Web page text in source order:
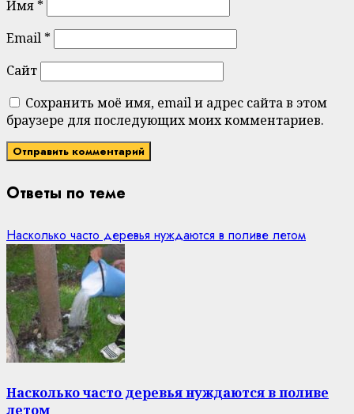
Имя *
Email *
Сайт
Сохранить моё имя, email и адрес сайта в этом
браузере для последующих моих комментариев.
Ответы по теме
Насколько часто деревья нуждаются в поливе летом
Насколько часто деревья нуждаются в поливе
летом